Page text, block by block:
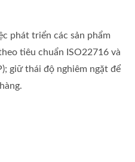
phát triển các sản phẩm
tiêu chuẩn ISO22716 và
giữ thái độ nghiêm ngặt để